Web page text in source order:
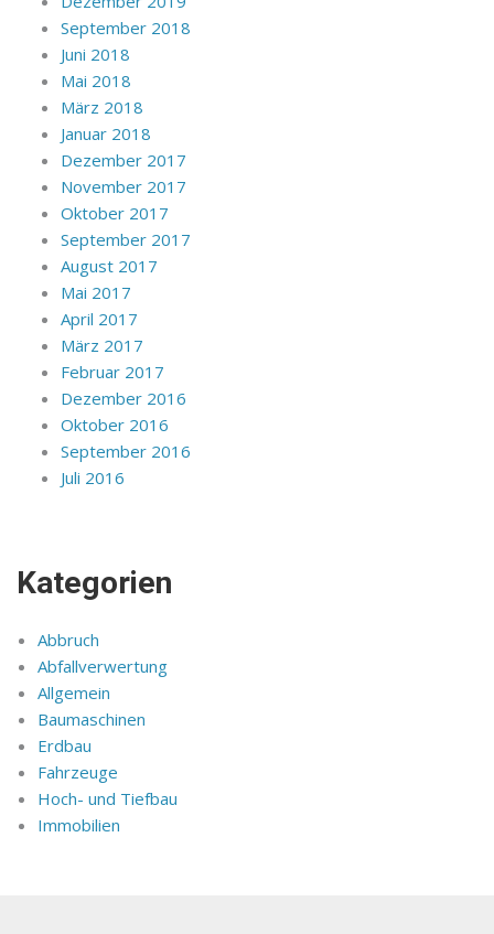
September 2018
Juni 2018
Mai 2018
März 2018
Januar 2018
Dezember 2017
November 2017
Oktober 2017
September 2017
August 2017
Mai 2017
April 2017
März 2017
Februar 2017
Dezember 2016
Oktober 2016
September 2016
Juli 2016
Kategorien
Abbruch
Abfallverwertung
Allgemein
Baumaschinen
Erdbau
Fahrzeuge
Hoch- und Tiefbau
Immobilien